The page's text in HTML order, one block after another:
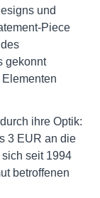
und
Piece
gekonnt
ihre Optik:
3 EUR an die
seit 1994
betroffenen